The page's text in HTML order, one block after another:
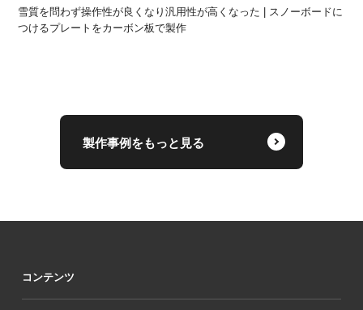
雪質を問わず操作性が良くなり汎用性が高くなった | スノーボードに
つけるプレートをカーボン板で製作
製作事例をもっと見る
コンテンツ